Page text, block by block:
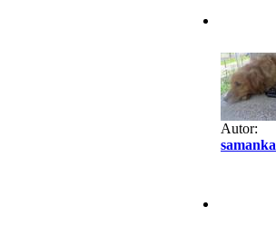
Autor:
samanka